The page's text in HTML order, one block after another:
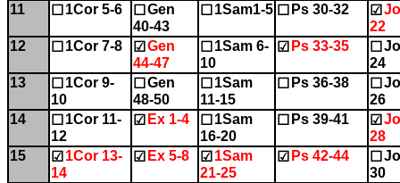
11
☐ 1Cor 5-6 ☐ Gen
40-43
☐ 1Sam1-5 ☐ Ps 30-32 ☑
22
12
☐ 1Cor 7-8 ☑ Gen
44-47
☐ 1Sam 6-
10
☑ Ps 33-35 ☐
24
13
☐ 1Cor 9-
10
☐ Gen
48-50
☐ 1Sam
11-15
☐ Ps 36-38 ☐
26
14
☐ 1Cor 11-
12
☑ Ex 1-4 ☐ 1Sam
16-20
☐ Ps 39-41 ☑
28
15
☑ 1Cor 13-
14
☑ Ex 5-8 ☑ 1Sam
21-25
☑ Ps 42-44 ☐
30